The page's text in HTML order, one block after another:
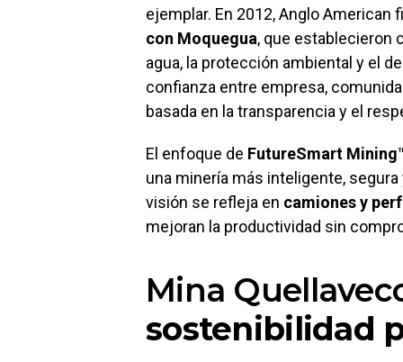
ejemplar. En 2012, Anglo American
con Moquegua, que establecieron
agua, la protección ambiental y el
confianza entre empresa,
basada en la transparencia y el
El enfoque de FutureSmart
una minería más inteligente,
visión se refleja en camiones y
mejoran la productividad sin
Mina
sostenibilidad